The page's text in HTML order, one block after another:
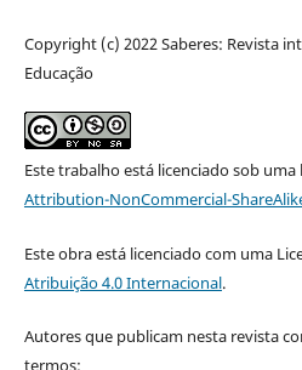
Copyright (c) 2022 Saberes: Revista
Educação
Este trabalho está licenciado sob uma
Attribution-NonCommercial-
Este obra está licenciado com uma
Atribuição 4.0 Internacional.
Autores que publicam nesta revista
termos: